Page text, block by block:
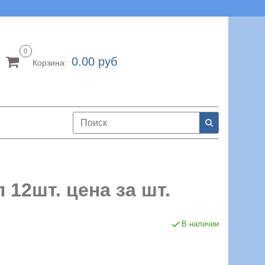
0
Корзина: 0.00 руб
12шт. цена за шт.
В наличии